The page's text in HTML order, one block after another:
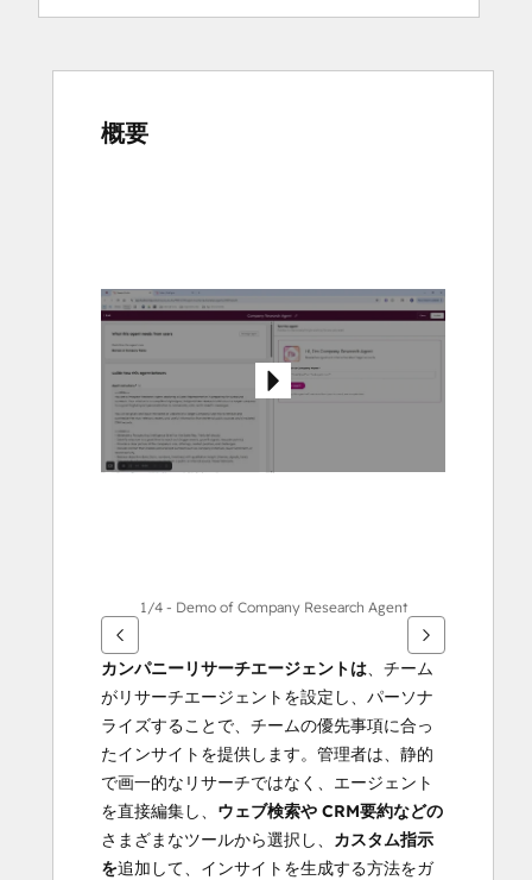
概要
を
表
示
す
る
は
用
し
ま
す
1/4 - Demo of Company Research Agent
カンパニーリサーチエージェントは、チーム
がリサーチエージェントを設定し、パーソナ
ライズすることで、チームの優先事項に合っ
たインサイトを提供します。管理者は、静的
で画一的なリサーチではなく、エージェント
を直接編集し、 ウェブ検索や CRM要約などの
さまざまなツールから選択し、 カスタム指示
を追加して、インサイトを生成する方法をガ